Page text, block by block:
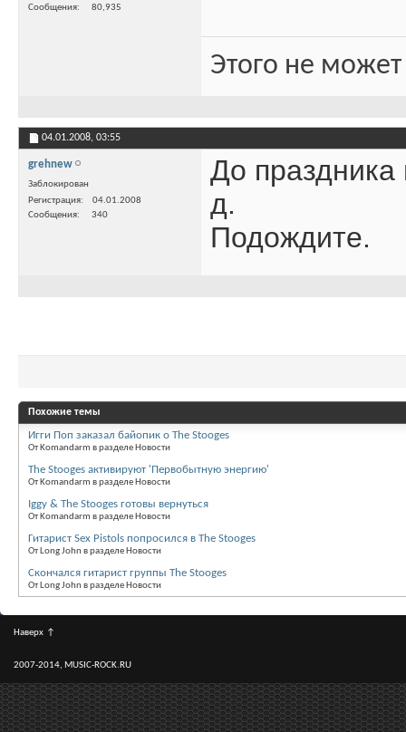
Сообщения
80,935
Этого не
04.01.2008, 03:55
grehnew
Заблокирован
Регистрация
04.01.2008
Сообщения
340
До праздника
д.
Подождите.
Похожие темы
Игги Поп заказал байопик о The Stooges
От Komandarm в разделе Новости
The Stooges активируют 'Первобытную энергию'
От Komandarm в разделе Новости
Iggy & The Stooges готовы вернуться
От Komandarm в разделе Новости
Гитарист Sex Pistols попросился в The Stooges
От Long John в разделе Новости
Скончался гитарист группы The Stooges
От Long John в разделе Новости
Наверх ↑
2007-2014, MUSIC-ROCK.RU